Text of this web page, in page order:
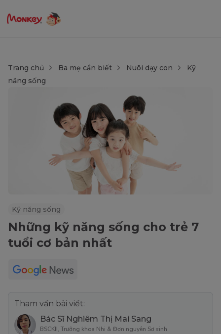
Trang chủ Ba mẹ cần biết Nuôi dạy con
Kỹ
năng sống
Kỹ năng sống
Những kỹ năng sống cho trẻ 7
tuổi cơ bản nhất
Tham vấn bài viết:
Bác Sĩ Nghiêm Thị Mai Sang
BSCKII, Trưởng khoa Nhi & Đơn nguyên Sơ sinh